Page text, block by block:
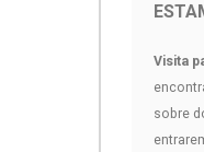
Visita
sobre